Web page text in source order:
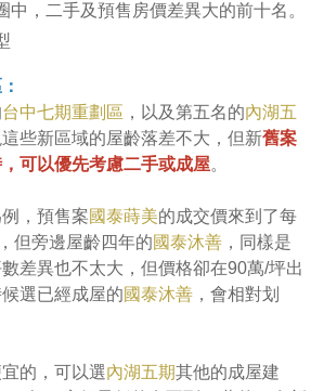
中，二手及預售房價差異大的前十名。
台中七期重劃區 ，以及第五名的內湖五
這些新區域的屋齡落差不大，但新舊案
可以優先考慮二手或成屋。
，預售案國泰蒔美的成交價來到了每
但旁邊屋齡四年的國泰沐善 ，同樣是
差異也不太大，但價格卻在90萬/坪出
選已經成屋的國泰沐善 ，會相對划
的，可以選內湖五期其他的成屋建